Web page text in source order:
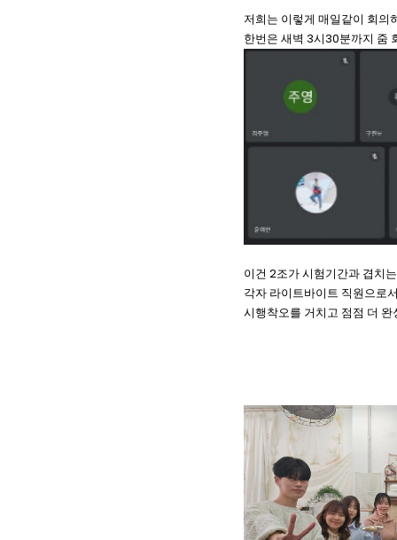
저희는 이렇게 매일같이 회의
한번은 새벽 3시30분까지 줌
이건 2조가 시험기간과 겹치
각자 라이트바이트 직원으로
시행착오를 거치고 점점 더